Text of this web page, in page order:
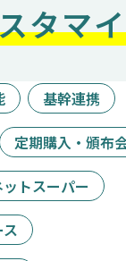
タマ
基幹連携
定期購入・頒布
ットスーパー